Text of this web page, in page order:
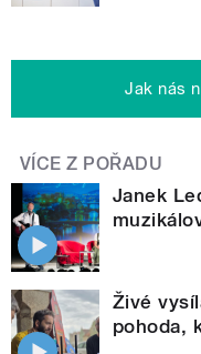
Jak nás
VÍCE Z POŘADU
Janek
Živé
pohoda,